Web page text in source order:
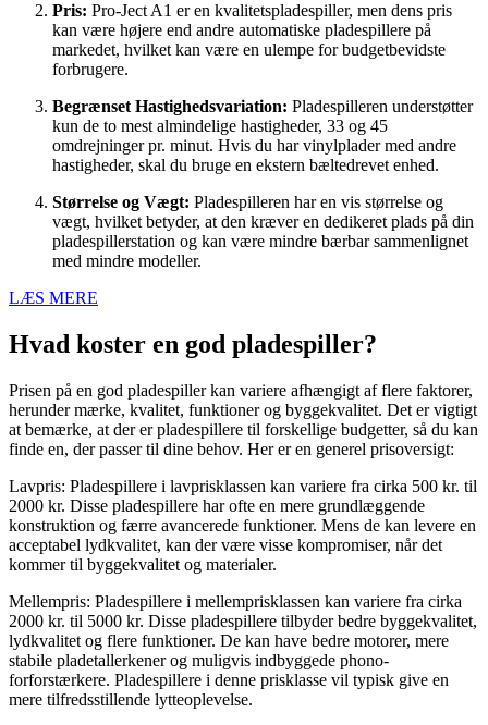
Pris: Pro-Ject A1 er en kvalitetspladespiller, men dens pris
kan være højere end andre automatiske pladespillere på
markedet, hvilket kan være en ulempe for budgetbevidste
forbrugere.
Begrænset Hastighedsvariation: Pladespilleren understøtter
kun de to mest almindelige hastigheder, 33 og 45
omdrejninger pr. minut. Hvis du har vinylplader med andre
hastigheder, skal du bruge en ekstern bæltedrevet enhed.
Størrelse og Vægt: Pladespilleren har en vis størrelse og
vægt, hvilket betyder, at den kræver en dedikeret plads på din
pladespillerstation og kan være mindre bærbar sammenlignet
med mindre modeller.
LÆS MERE
Hvad koster en god pladespiller?
Prisen på en god pladespiller kan variere afhængigt af flere faktorer,
herunder mærke, kvalitet, funktioner og byggekvalitet. Det er vigtigt
at bemærke, at der er pladespillere til forskellige budgetter, så du kan
finde en, der passer til dine behov. Her er en generel prisoversigt:
Lavpris: Pladespillere i lavprisklassen kan variere fra cirka 500 kr. til
2000 kr. Disse pladespillere har ofte en mere grundlæggende
konstruktion og færre avancerede funktioner. Mens de kan levere en
acceptabel lydkvalitet, kan der være visse kompromiser, når det
kommer til byggekvalitet og materialer.
Mellempris: Pladespillere i mellemprisklassen kan variere fra cirka
2000 kr. til 5000 kr. Disse pladespillere tilbyder bedre byggekvalitet,
lydkvalitet og flere funktioner. De kan have bedre motorer, mere
stabile pladetallerkener og muligvis indbyggede phono-
forforstærkere. Pladespillere i denne prisklasse vil typisk give en
mere tilfredsstillende lytteoplevelse.